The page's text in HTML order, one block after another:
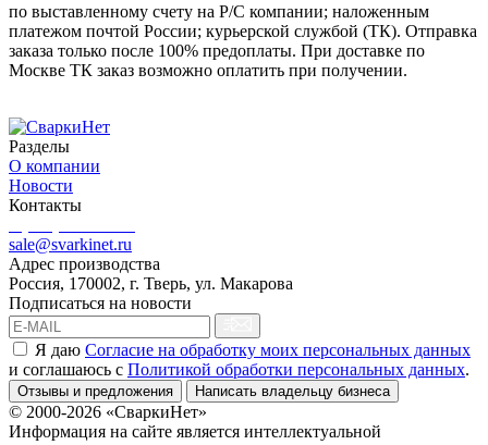
по выставленному счету на Р/С компании; наложенным
платежом почтой России; курьерской службой (ТК). Отправка
заказа только после 100% предоплаты. При доставке по
Москве ТК заказ возможно оплатить при получении.
Разделы
О компании
Новости
Контакты
sale@svarkinet.ru
Адрес производства
Россия, 170002, г. Тверь, ул. Макарова
Подписаться на новости
Я даю Согласие на обработку моих персональных данных
и соглашаюсь c Политикой обработки персональных данных.
Отзывы и предложения Написать владельцу бизнеса
© 2000-2026 «СваркиНет»
Информация на сайте является интеллектуальной